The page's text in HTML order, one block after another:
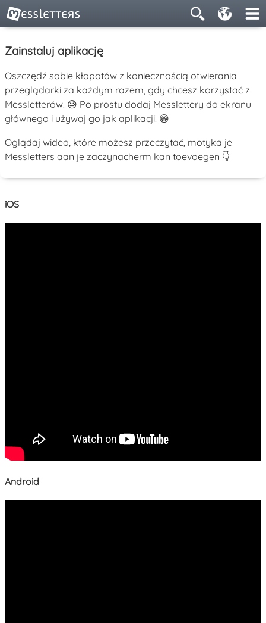
Zainstaluj aplikację
Oszczędź sobie kłopotów z koniecznością otwierania
przeglądarki za każdym razem, gdy chcesz korzystać z
Messletterów. 😓 Po prostu dodaj Messlettery do ekranu
głównego i używaj go jak aplikacji! 😁
Oglądaj wideo, które możesz przeczytać, motyka je
Messletters aan je zaczynacherm kan toevoegen 👇
iOS
Android